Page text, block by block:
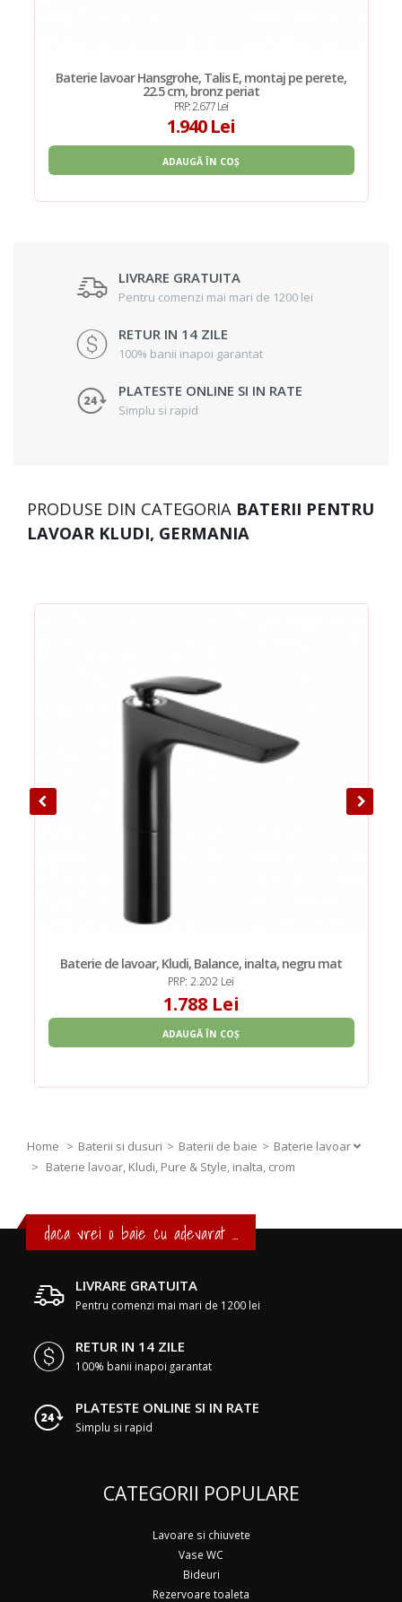
Baterie lavoar Hansgrohe, Talis E, montaj pe perete,
22.5 cm, bronz periat
PRP: 2.677 Lei
1.940 Lei
ADAUGĂ ÎN COȘ
LIVRARE GRATUITA
Pentru comenzi mai mari de 1200 lei
RETUR IN 14 ZILE
100% banii inapoi garantat
PLATESTE ONLINE SI IN RATE
Simplu si rapid
PRODUSE DIN CATEGORIA BATERII PENTRU
LAVOAR KLUDI, GERMANIA
Baterie de lavoar, Kludi, Balance, inalta, negru mat
PRP: 2.202 Lei
1.788 Lei
ADAUGĂ ÎN COȘ
Home Baterii si dusuri Baterii de baie
Baterie lavoar
> Baterie lavoar, Kludi, Pure & Style, inalta, crom
daca vrei o baie cu adevarat ...
LIVRARE GRATUITA
Pentru comenzi mai mari de 1200 lei
RETUR IN 14 ZILE
100% banii inapoi garantat
PLATESTE ONLINE SI IN RATE
Simplu si rapid
CATEGORII POPULARE
Lavoare si chiuvete
Vase WC
Bideuri
Rezervoare toaleta